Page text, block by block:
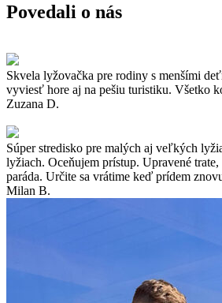
Povedali o nás
Skvela lyžovačka pre rodiny s menšími
vyviesť hore aj na pešiu turistiku. Všetko
Zuzana D.
Súper stredisko pre malých aj veľkých
lyžiach. Oceňujem prístup. Upravené
paráda. Určite sa vrátime keď prídem
Milan B.